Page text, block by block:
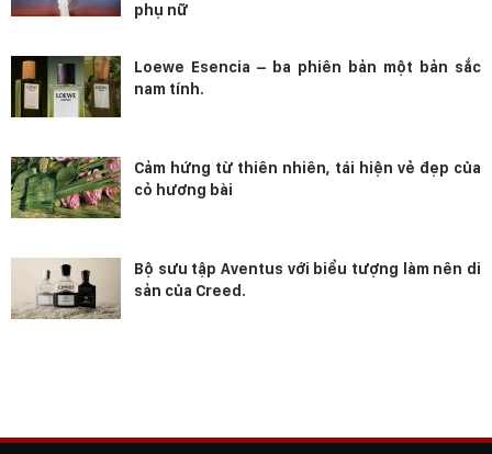
phụ nữ
Loewe Esencia – ba phiên bản một bản sắc
nam tính.
Cảm hứng từ thiên nhiên, tái hiện vẻ đẹp của
cỏ hương bài
Bộ sưu tập Aventus với biểu tượng làm nên di
sản của Creed.